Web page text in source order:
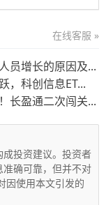
在线客服 »
员增长的原因及...
，科创信息ET...
长盈通二次闯关...
投资建议。投资者
确可靠，但并不对
因使用本文引发的